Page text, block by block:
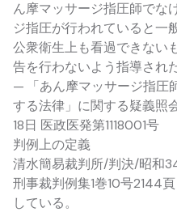
ん摩マッサージ指圧師でな
ジ指圧が行われていると一
公衆衛生上も看過できない
告を行わないよう指導された
— 「あん摩マッサージ指圧
する法律」に関する疑義照
18日 医政医発第1118001号
判例上の定義
清水簡易裁判所/判決/昭和
刑事裁判例集1巻10号2144
している。